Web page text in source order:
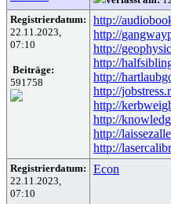
Registrierdatum:
22.11.2023,
07:10
Beiträge:
591758
http://
http://
http://
http://
http://
http://
http://
http://
http://
http://
Registrierdatum:
22.11.2023,
07:10
Econ